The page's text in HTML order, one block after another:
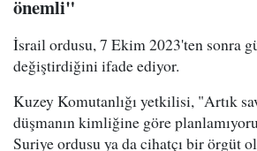
önemli"
İsrail ordusu, 7 Ekim 2023'ten sonra
değiştirdiğini ifade ediyor.
Kuzey Komutanlığı yetkilisi, "Artık
düşmanın kimliğine göre
Suriye ordusu ya da cihatçı bir örgüt